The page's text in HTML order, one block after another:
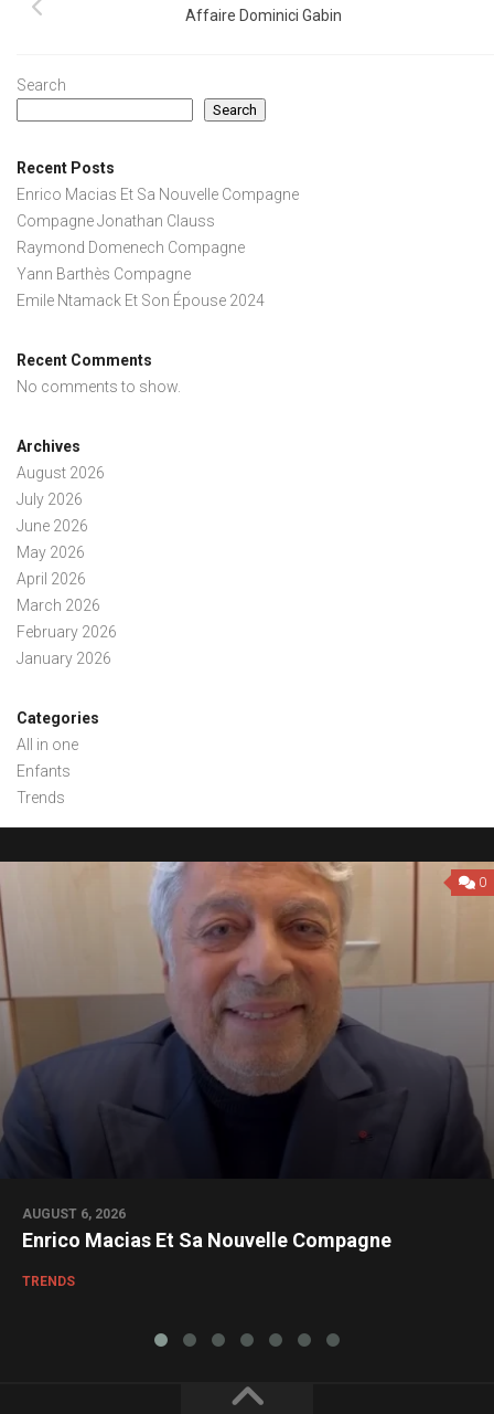
Affaire Dominici Gabin
Search
Search
Recent Posts
Enrico Macias Et Sa Nouvelle Compagne
Compagne Jonathan Clauss
Raymond Domenech Compagne
Yann Barthès Compagne
Emile Ntamack Et Son Épouse 2024
Recent Comments
No comments to show.
Archives
August 2026
July 2026
June 2026
May 2026
April 2026
March 2026
February 2026
January 2026
Categories
All in one
Enfants
Trends
0
AUGUST 6, 2026
Enrico Macias Et Sa Nouvelle Compagne
TRENDS